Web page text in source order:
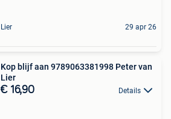
Lier 29 apr 26
Kop blijf aan 9789063381998 Peter van
Lier
€ 16,90 Details